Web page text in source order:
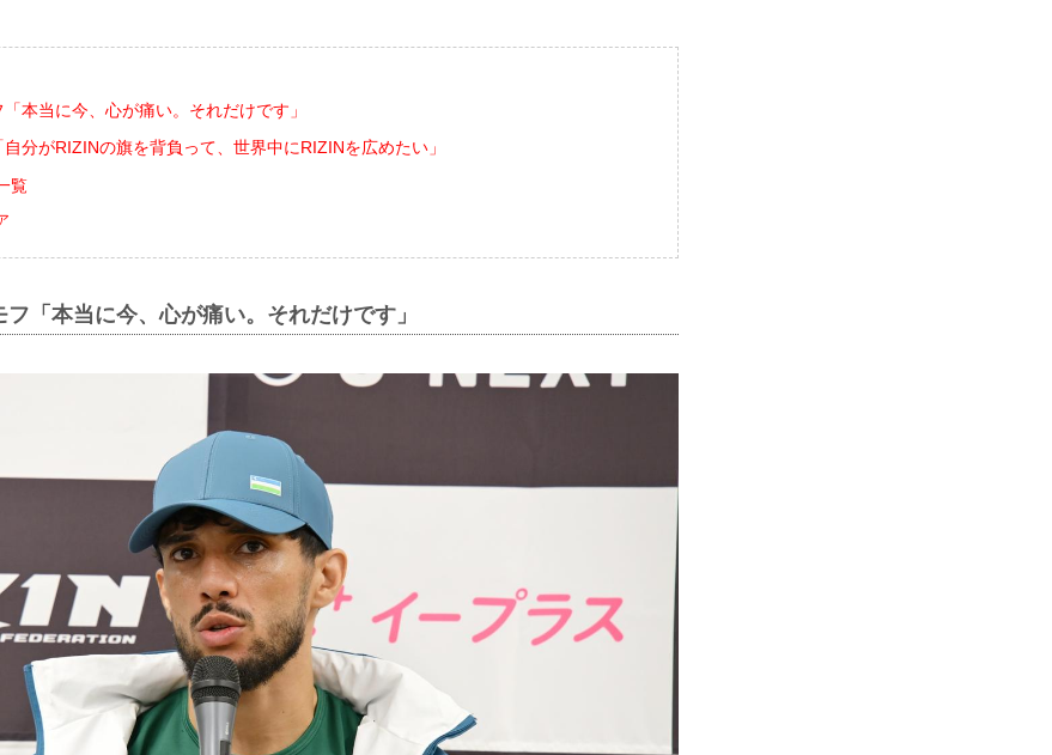
本当に今、心が痛い。それだけです」
分がRIZINの旗を背負って、世界中にRIZINを広めたい」
覧
「本当に今、心が痛い。それだけです」